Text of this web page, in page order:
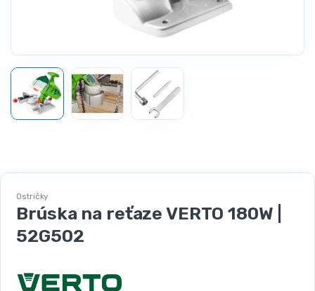
Ostričky
Brúska na reťaze VERTO 180W |
52G502